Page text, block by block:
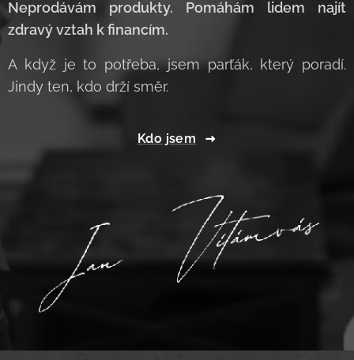
Neprodávám produkty. Pomáhám lidem najít
zdravý vztah k financím.
A když je to potřeba, jsem parťák, který poradí.
Jindy ten, kdo drží směr.
Kdo jsem